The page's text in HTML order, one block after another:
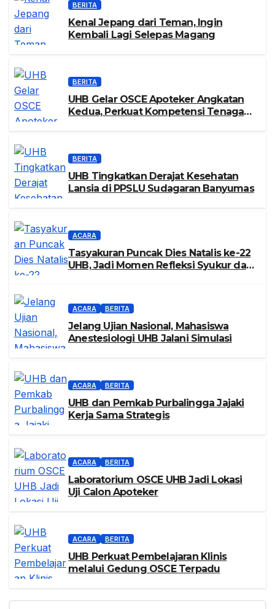
BERITA
Kenal Jepang dari Teman, Ingin
Kembali Lagi Selepas Magang
BERITA
UHB Gelar OSCE Apoteker Angkatan
Kedua, Perkuat Kompetensi Tenaga
BERITA
UHB Tingkatkan Derajat Kesehatan
Lansia di PPSLU Sudagaran Banyumas
ACARA
Tasyakuran Puncak Dies Natalis ke-22
UHB, Jadi Momen Refleksi Syukur dan
ACARA BERITA
Jelang Ujian Nasional, Mahasiswa
Anestesiologi UHB Jalani Simulasi
ACARA BERITA
UHB dan Pemkab Purbalingga Jajaki
Kerja Sama Strategis
ACARA BERITA
Laboratorium OSCE UHB Jadi Lokasi
Uji Calon Apoteker
ACARA BERITA
UHB Perkuat Pembelajaran Klinis
melalui Gedung OSCE Terpadu